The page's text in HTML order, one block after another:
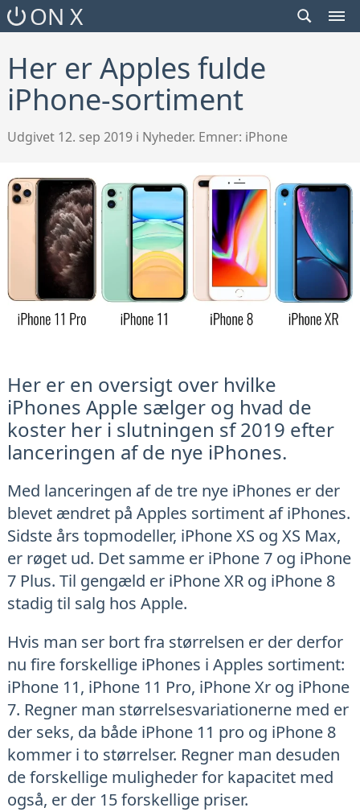
ON X
TOGGLE
Her er Apples fulde
iPhone-sortiment
Udgivet 12. sep 2019 i Nyheder. Emner: iPhone
Her er en oversigt over hvilke
iPhones Apple sælger og hvad de
koster her i slutningen sf 2019 efter
lanceringen af de nye iPhones.
Med lanceringen af de tre nye iPhones er der
blevet ændret på Apples sortiment af iPhones.
Sidste års topmodeller, iPhone XS og XS Max,
er røget ud. Det samme er iPhone 7 og iPhone
7 Plus. Til gengæld er iPhone XR og iPhone 8
stadig til salg hos Apple.
Hvis man ser bort fra størrelsen er der derfor
nu fire forskellige iPhones i Apples sortiment:
iPhone 11, iPhone 11 Pro, iPhone Xr og iPhone
7. Regner man størrelsesvariationerne med er
der seks, da både iPhone 11 pro og iPhone 8
kommer i to størrelser. Regner man desuden
de forskellige muligheder for kapacitet med
også, er der 15 forskellige priser.